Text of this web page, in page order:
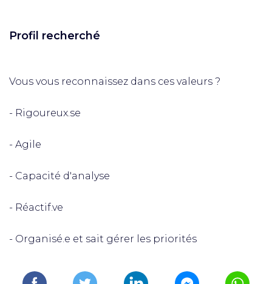
Profil recherché
Vous vous reconnaissez dans ces valeurs ?
- Rigoureux.se
- Agile
- Capacité d'analyse
- Réactif.ve
- Organisé.e et sait gérer les priorités